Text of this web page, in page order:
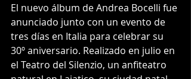
El nuevo álbum de Andrea Bocelli fue
anunciado junto con un evento de
tres días en Italia para celebrar su
30º aniversario. Realizado en julio en
el Teatro del Silenzio, un anfiteatro